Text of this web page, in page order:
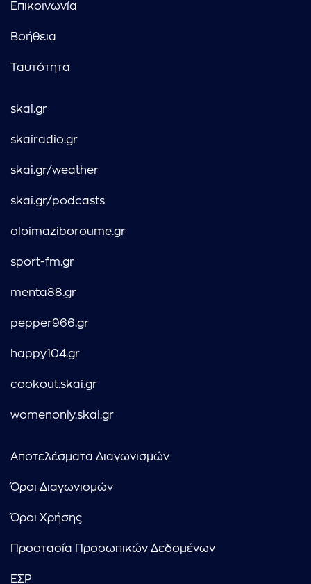
Επικοινωνία
Βοήθεια
Ταυτότητα
skai.gr
skairadio.gr
skai.gr/weather
skai.gr/podcasts
oloimaziboroume.gr
sport-fm.gr
menta88.gr
pepper966.gr
happy104.gr
cookout.skai.gr
womenonly.skai.gr
Αποτελέσματα Διαγωνισμών
Όροι Διαγωνισμών
Όροι Χρήσης
Προστασία Προσωπικών Δεδομένων
ΕΣΡ